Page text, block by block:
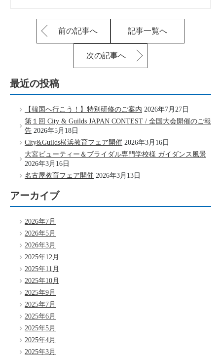
前の記事へ 記事一覧へ
次の記事へ
最近の投稿
【韓国へ行こう！】特別研修のご案内 2026年7月27日
第１回 City & Guilds JAPAN CONTEST / 全国大会開催のご報
告 2026年5月18日
City&Guilds横浜教育フェア開催 2026年3月16日
大宮ビューティー＆ブライダル専門学校様 ガイダンス風景
2026年3月16日
名古屋教育フェア開催 2026年3月13日
アーカイブ
2026年7月
2026年5月
2026年3月
2025年12月
2025年11月
2025年10月
2025年9月
2025年7月
2025年6月
2025年5月
2025年4月
2025年3月